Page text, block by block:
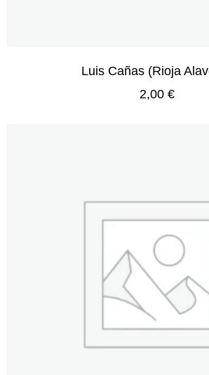
Luis Cañas (Rioja
2,00 €